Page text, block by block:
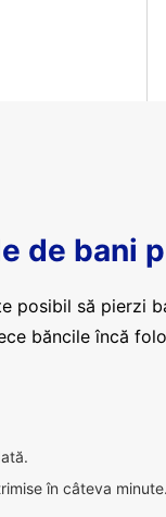
de bani
posibil să pierzi
băncile încă
în câteva minute.